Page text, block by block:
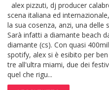
alex pizzuti, dj producer
scena italiana ed
la sua cosenza, anzi, una delle
Sarà infatti a diamante beach
diamante (cs). Con quasi
spotify, alex si è esibito per
tre all'ultra miami, due dei
quel che rigu...